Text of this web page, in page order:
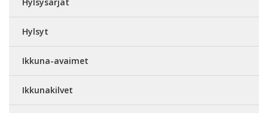
Hylsyt
Ikkuna-avaimet
Ikkunakilvet